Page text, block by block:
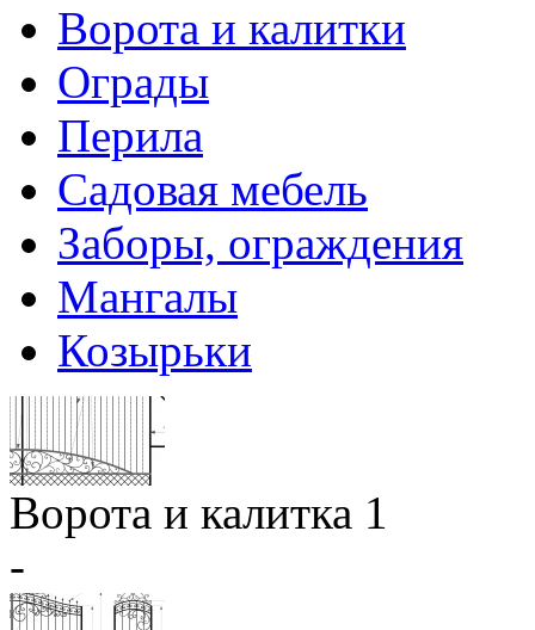
Ворота и калитки
Ограды
Перила
Садовая мебель
Заборы, ограждения
Мангалы
Козырьки
Ворота и калитка 1
-